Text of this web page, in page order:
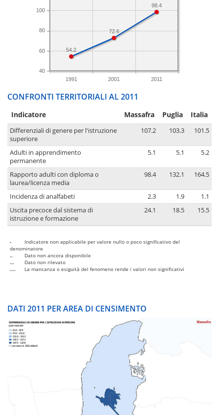
1991 2001 2011
40
60
80
100
98.4
72.6
54.2
CONFRONTI TERRITORIALI AL 2011
Indicatore Massafra Puglia Italia
Differenziali di genere per l'istruzione
superiore
107.2 103.3 101.5
Adulti in apprendimento
permanente
5.1 5.1 5.2
Rapporto adulti con diploma o
laurea/licenza media
98.4 132.1 164.5
Incidenza di analfabeti 2.3 1.9
1.1
Uscita precoce dal sistema di
istruzione e formazione
24.1 18.5 15.5
-
Indicatore non applicabile per valore nullo o poco significativo del
denominatore
..
Dato non ancora disponibile
...
Dato non rilevato
....
La mancanza o esiguità del fenomeno rende i valori non significativi
DATI 2011 PER AREA DI CENSIMENTO